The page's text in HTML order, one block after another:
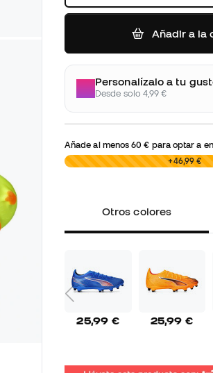
Añadir a la
Personalízalo a tu
Desde solo 4,99 €
Añade al menos60 € para optar a
0,00 € +46,99 €
Otros colores
25,99 € 25,99 €